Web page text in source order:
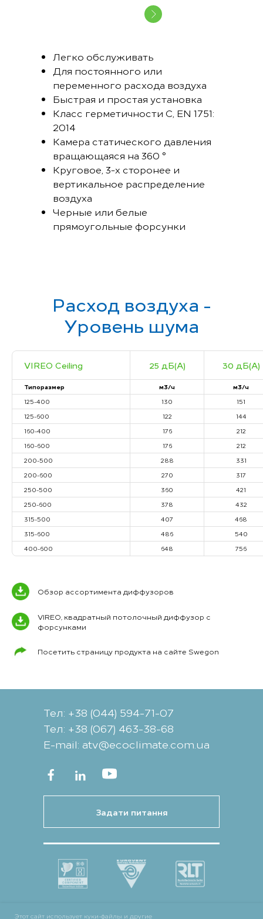
Этот сайт использует куки-файлы и другие
Легко обслуживать
Для постоянного или
переменного расхода воздуха
Быстрая и простая установка
Класс герметичности C, EN 1751:
2014
Камера статического давления
вращающаяся на 360 °
Круговое, 3-х сторонее и
вертикальное распределение
воздуха
Черные или белые
прямоугольные форсунки
Расход воздуха -
Уровень шума
VIREO Ceiling 25 дБ(А) 30 дБ(А)
Типоразмер м3/ч
м3/ч
125-400
130
151
125-600
122
144
160-400
176
212
160-600
176
212
200-500
288
331
200-600
270
317
250-500
360
421
250-600
378
432
315-500
407
468
315-600
486
540
400-600
648 756
Обзор ассортимента диффузоров
VIREO, квадратный потолочный диффузор с
форсунками
Посетить страницу продукта на сайте Swegon
Тел: +38 (044) 594-71-07
Тел: +38 (067) 463-38-68
Е-mail: atv@ecoclimate.com.ua
Задати питання